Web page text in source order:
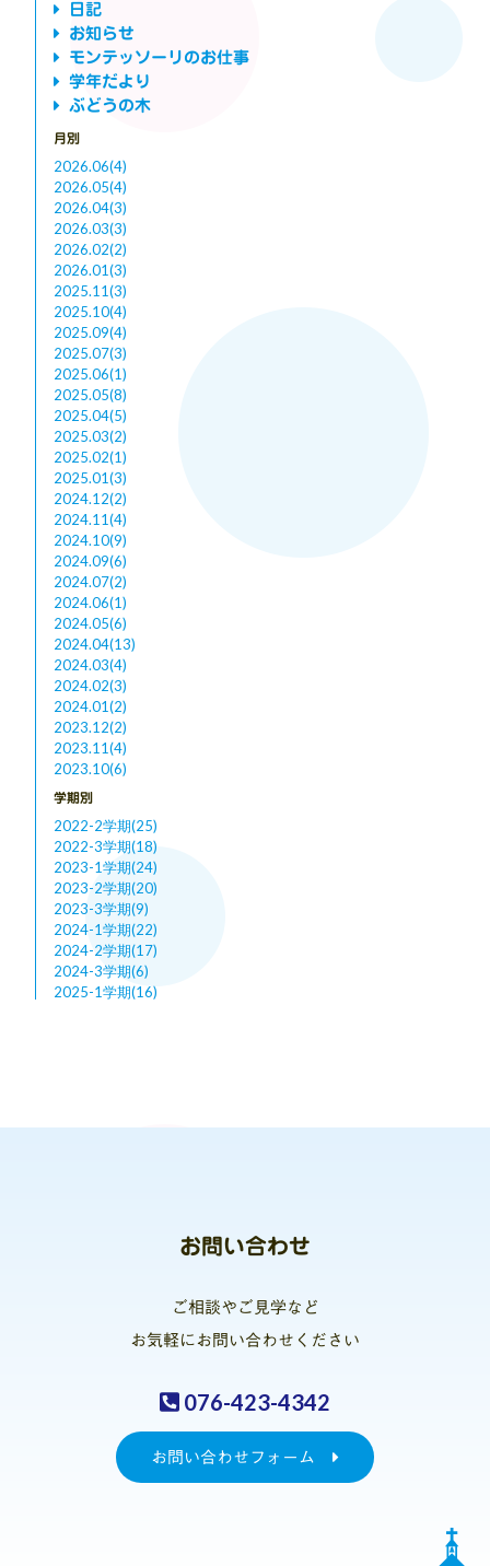
日記
お知らせ
モンテッソーリのお仕事
学年だより
ぶどうの木
月別
2026.06(4)
2026.05(4)
2026.04(3)
2026.03(3)
2026.02(2)
2026.01(3)
2025.11(3)
2025.10(4)
2025.09(4)
2025.07(3)
2025.06(1)
2025.05(8)
2025.04(5)
2025.03(2)
2025.02(1)
2025.01(3)
2024.12(2)
2024.11(4)
2024.10(9)
2024.09(6)
2024.07(2)
2024.06(1)
2024.05(6)
2024.04(13)
2024.03(4)
2024.02(3)
2024.01(2)
2023.12(2)
2023.11(4)
2023.10(6)
学期別
2022-2学期(25)
2022-3学期(18)
2023-1学期(24)
2023-2学期(20)
2023-3学期(9)
2024-1学期(22)
2024-2学期(17)
2024-3学期(6)
2025-1学期(16)
お問い合わせ
ご相談やご見学など
お気軽にお問い合わせください
076-423-4342
お問い合わせフォーム